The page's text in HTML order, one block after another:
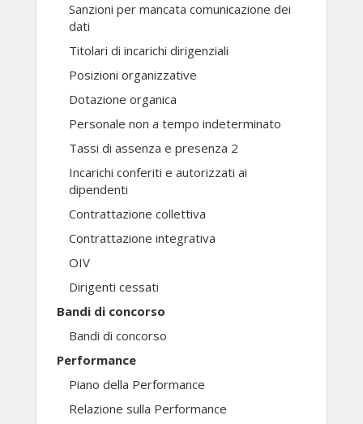
Sanzioni per mancata comunicazione dei
dati
Titolari di incarichi dirigenziali
Posizioni organizzative
Dotazione organica
Personale non a tempo indeterminato
Tassi di assenza e presenza 2
Incarichi conferiti e autorizzati ai
dipendenti
Contrattazione collettiva
Contrattazione integrativa
OIV
Dirigenti cessati
Bandi di concorso
Bandi di concorso
Performance
Piano della Performance
Relazione sulla Performance